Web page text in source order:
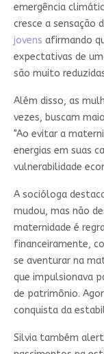
emergência
cresce a sensação
jovens afirmando
expectativas de
são muito
Além disso, as
vezes, buscam
"Ao evitar a
energias em suas
vulnerabilidade
A socióloga
mudou, mas não
maternidade é
financeiramente,
se aventurar na
que impulsionava
de patrimônio.
conquista da
Silvia também